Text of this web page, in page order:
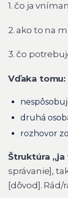
1. čo ja
2. ako to na
3. čo
Vďaka tomu:
druhá
rozhovor
Štruktúra „ja
správanie],
[dôvod]. Rád/